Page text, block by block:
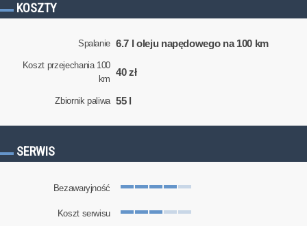
KOSZTY
Spalanie 6.7 l oleju napędowego na 100 km
Koszt przejechania 100
km
40 zł
Zbiornik paliwa 55 l
SERWIS
Bezawaryjność
Koszt serwisu